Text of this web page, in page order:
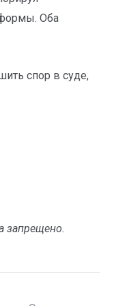
формы. Оба
спор в суде,
запрещено.